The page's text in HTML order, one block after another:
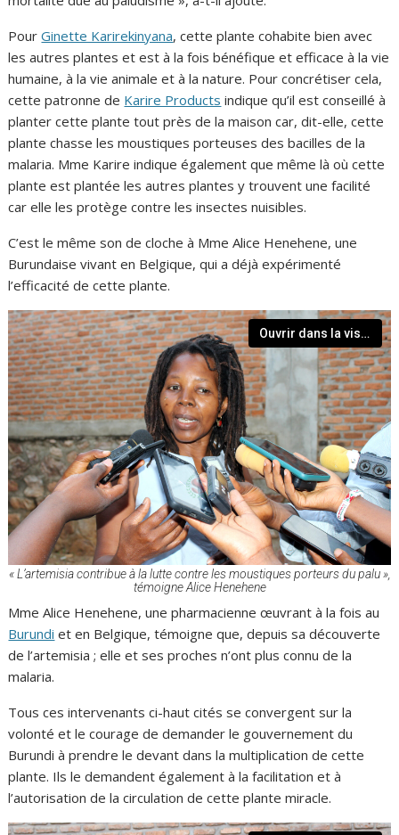
PourGinette Karirekinyana, cette plante cohabite bien avec
les autres plantes et est à la fois bénéfique et efficace à la vie
humaine, à la vie animale et à la nature. Pour concrétiser cela,
cette patronne de Karire Products indique qu’il est conseillé à
planter cette plante tout près de la maison car, dit-elle, cette
plante chasse les moustiques porteuses des bacilles de la
malaria. Mme Karire indique également que même là où cette
plante est plantée les autres plantes y trouvent une facilité
car elle les protège contre les insectes nuisibles.
C’est le même son de cloche à Mme Alice Henehene, une
Burundaise vivant en Belgique, qui a déjà expérimenté
l’efficacité de cette plante.
Ouvrir dans la visionneuse
« L’artemisia contribue à la lutte contre les moustiques porteurs du palu »,
témoigne Alice Henehene
Mme Alice Henehene, une pharmacienne œuvrant à la fois au
Burundi et en Belgique, témoigne que, depuis sa découverte
de l’artemisia ; elle et ses proches n’ont plus connu de la
malaria.
Tous ces intervenants ci-haut cités se convergent sur la
volonté et le courage de demander le gouvernement du
Burundi à prendre le devant dans la multiplication de cette
plante. Ils le demandent également à la facilitation et à
l’autorisation de la circulation de cette plante miracle.